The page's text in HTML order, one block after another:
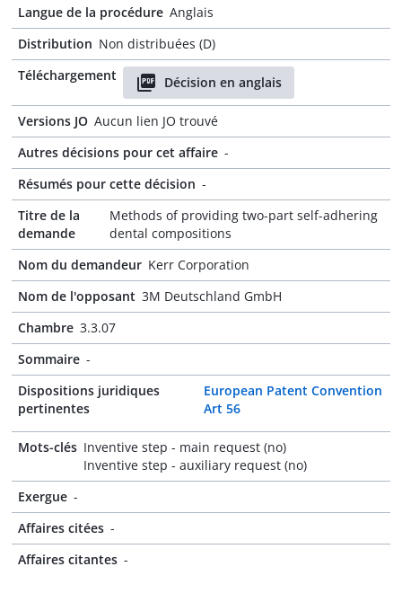
Langue de la procédure Anglais
Distribution Non distribuées (D)
Téléchargement
Décision en anglais
Versions JO Aucun lien JO trouvé
Autres décisions pour cet affaire -
Résumés pour cette décision -
Titre de la
demande
Methods of providing two-part self-adhering
dental compositions
Nom du demandeur Kerr Corporation
Nom de l'opposant 3M Deutschland GmbH
Chambre 3.3.07
Sommaire -
Dispositions juridiques
pertinentes
European Patent Convention
Art 56
Mots-clés Inventive step - main request (no)
Inventive step - auxiliary request (no)
Exergue -
Affaires citées -
Affaires citantes -